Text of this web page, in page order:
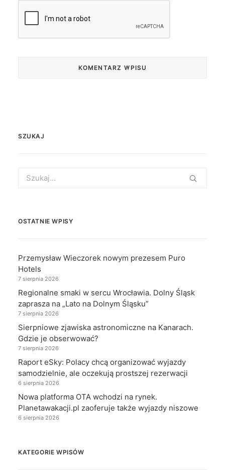
SZUKAJ
for:
OSTATNIE WPISY
Przemysław Wieczorek nowym prezesem Puro
Hotels
7 sierpnia 2026
Regionalne smaki w sercu Wrocławia. Dolny Śląsk
zaprasza na „Lato na Dolnym Śląsku”
7 sierpnia 2026
Sierpniowe zjawiska astronomiczne na Kanarach.
Gdzie je obserwować?
7 sierpnia 2026
Raport eSky: Polacy chcą organizować wyjazdy
samodzielnie, ale oczekują prostszej rezerwacji
6 sierpnia 2026
Nowa platforma OTA wchodzi na rynek.
Planetawakacji.pl zaoferuje także wyjazdy niszowe
6 sierpnia 2026
KATEGORIE WPISÓW